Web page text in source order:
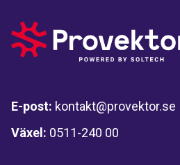
E-post: kontakt@provektor.se
Växel: 0511-240 00